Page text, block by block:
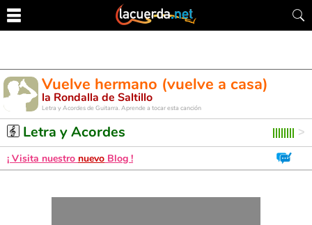
Vuelve hermano (vuelve a casa)
la Rondalla de Saltillo
Letra y Acordes de Guitarra. Aprende a tocar esta canción
Letra y Acordes
¡ Visita nuestro nuevo Blog !